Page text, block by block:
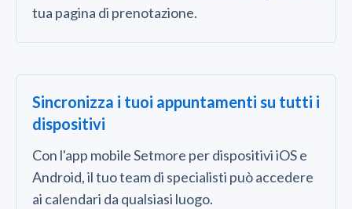
tua pagina di prenotazione.
Sincronizza i tuoi appuntamenti su tutti i
dispositivi
Con l'app mobile Setmore per dispositivi iOS e
Android, il tuo team di specialisti può accedere
ai calendari da qualsiasi luogo.